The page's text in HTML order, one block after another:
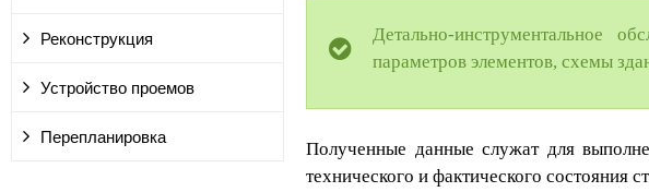
Реконструкция
Устройство проемов
Перепланировка
Детально-инструментальное
параметров элементов, схемы
Полученные данные служат для
технического и фактического состояния